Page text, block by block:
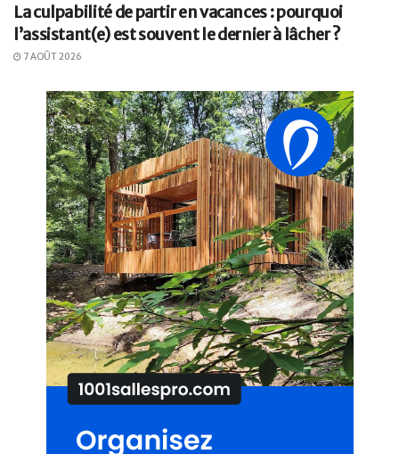
La culpabilité de partir en vacances : pourquoi
l’assistant(e) est souvent le dernier à lâcher ?
7 AOÛT 2026